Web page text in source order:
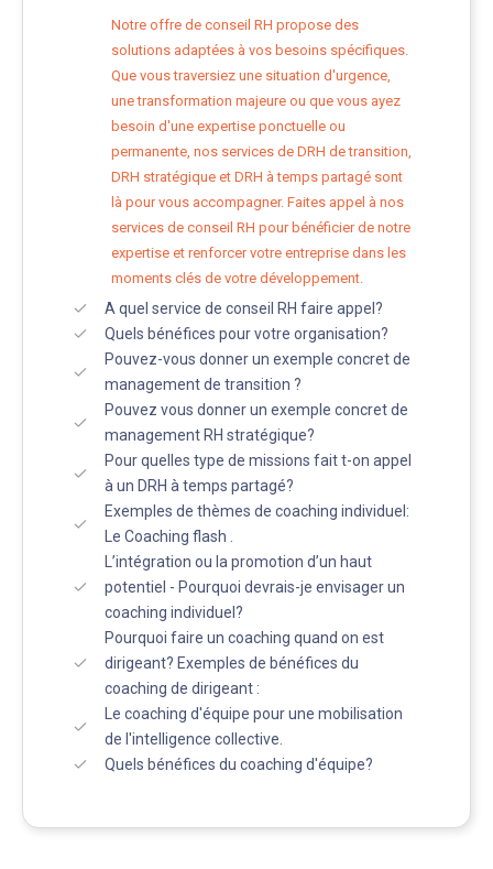
Notre offre de conseil RH propose des
solutions adaptées à vos besoins spécifiques.
Que vous traversiez une situation d'urgence,
une transformation majeure ou que vous ayez
besoin d'une expertise ponctuelle ou
permanente, nos services de DRH de transition,
DRH stratégique et DRH à temps partagé sont
là pour vous accompagner. Faites appel à nos
services de conseil RH pour bénéficier de notre
expertise et renforcer votre entreprise dans les
moments clés de votre développement.
A quel service de conseil RH faire appel?
Quels bénéfices pour votre organisation?
Pouvez-vous donner un exemple concret de
management de transition ?
Pouvez vous donner un exemple concret de
management RH stratégique?
Pour quelles type de missions fait t-on appel
à un DRH à temps partagé?
Exemples de thèmes de coaching individuel:
Le Coaching flash .
L’intégration ou la promotion d’un haut
potentiel - Pourquoi devrais-je envisager un
coaching individuel?
Pourquoi faire un coaching quand on est
dirigeant? Exemples de bénéfices du
coaching de dirigeant :
Le coaching d'équipe pour une mobilisation
de l'intelligence collective.
Quels bénéfices du coaching d'équipe?